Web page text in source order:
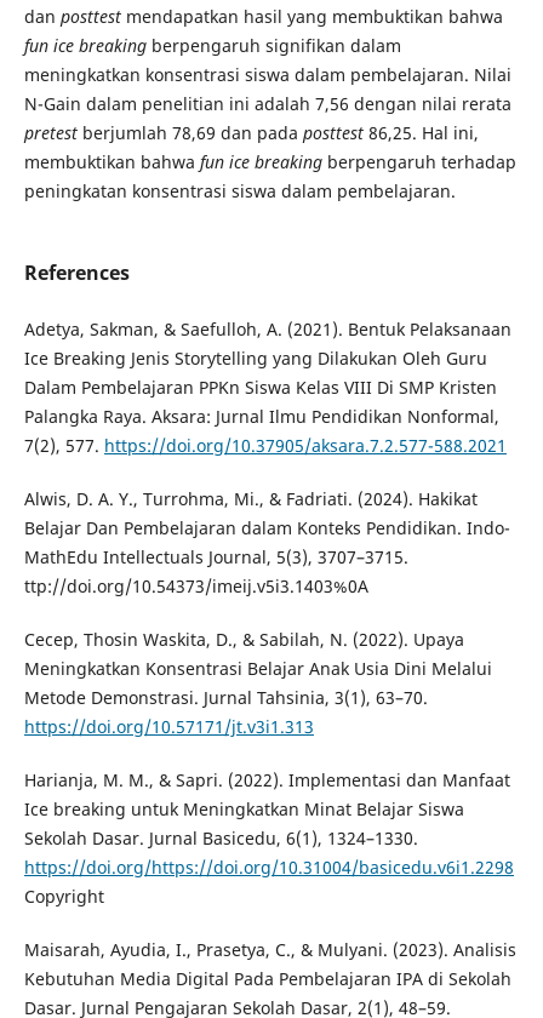
dan posttestmendapatkan hasil yang membuktikan bahwa
fun ice breakingberpengaruh signifikan dalam
meningkatkan konsentrasi siswa dalam pembelajaran. Nilai
N-Gain dalam penelitian ini adalah 7,56 dengan nilai rerata
pretestberjumlah 78,69 dan pada posttest86,25. Hal ini,
membuktikan bahwa fun ice breakingberpengaruh terhadap
peningkatan konsentrasi siswa dalam pembelajaran.
References
Adetya, Sakman, & Saefulloh, A. (2021). Bentuk Pelaksanaan
Ice Breaking Jenis Storytelling yang Dilakukan Oleh Guru
Dalam Pembelajaran PPKn Siswa Kelas VIII Di SMP Kristen
Palangka Raya. Aksara: Jurnal Ilmu Pendidikan Nonformal,
7(2), 577. https://doi.org/10.37905/aksara.7.2.577-588.2021
Alwis, D. A. Y., Turrohma, Mi., & Fadriati. (2024). Hakikat
Belajar Dan Pembelajaran dalam Konteks Pendidikan. Indo-
MathEdu Intellectuals Journal, 5(3), 3707–3715.
ttp://doi.org/10.54373/imeij.v5i3.1403%0A
Cecep, Thosin Waskita, D., & Sabilah, N. (2022). Upaya
Meningkatkan Konsentrasi Belajar Anak Usia Dini Melalui
Metode Demonstrasi. Jurnal Tahsinia, 3(1), 63–70.
https://doi.org/10.57171/jt.v3i1.313
Harianja, M. M., & Sapri. (2022). Implementasi dan Manfaat
Ice breaking untuk Meningkatkan Minat Belajar Siswa
Sekolah Dasar. Jurnal Basicedu, 6(1), 1324–1330.
https://doi.org/https://doi.org/10.31004/basicedu.v6i1.2298
Copyright
Maisarah, Ayudia, I., Prasetya, C., & Mulyani. (2023). Analisis
Kebutuhan Media Digital Pada Pembelajaran IPA di Sekolah
Dasar. Jurnal Pengajaran Sekolah Dasar, 2(1), 48–59.